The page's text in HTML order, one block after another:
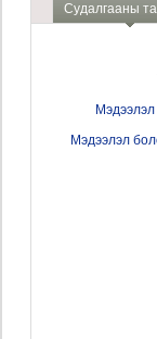
Судалгааны
Мэдээлэл
Мэдээлэл